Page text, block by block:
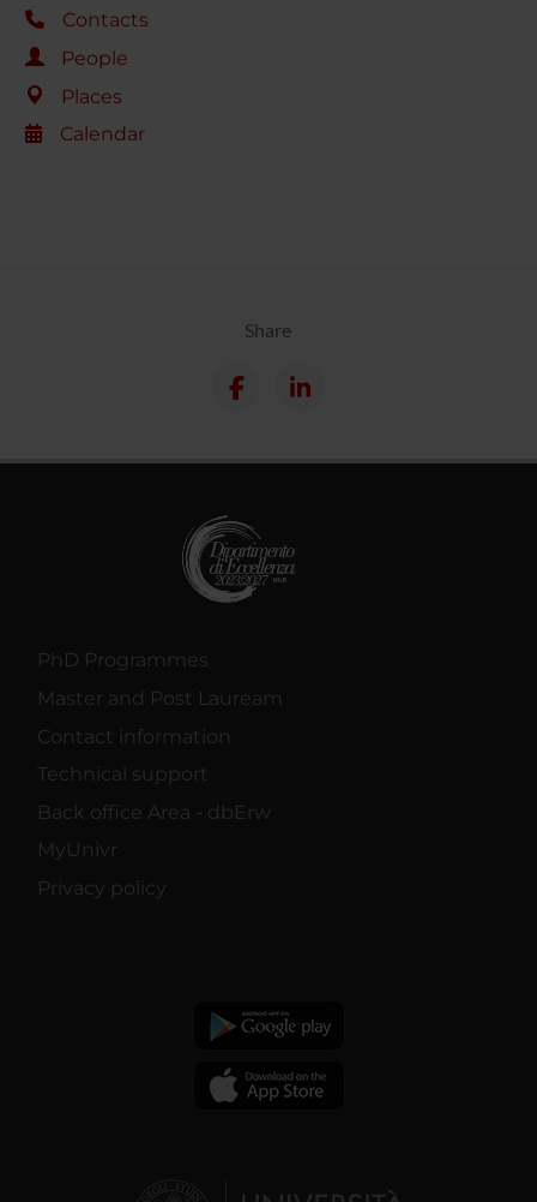
Contacts
People
Places
Calendar
Share
PhD Programmes
Master and Post Lauream
Contact information
Technical support
Back office Area - dbErw
MyUnivr
Privacy policy